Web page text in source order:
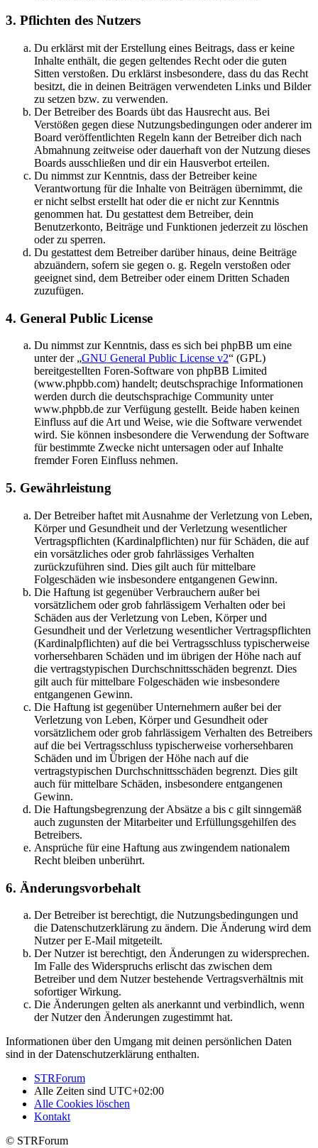
3. Pflichten des Nutzers
Du erklärst mit der Erstellung eines Beitrags, dass er keine
Inhalte enthält, die gegen geltendes Recht oder die guten
Sitten verstoßen. Du erklärst insbesondere, dass du das Recht
besitzt, die in deinen Beiträgen verwendeten Links und Bilder
zu setzen bzw. zu verwenden.
Der Betreiber des Boards übt das Hausrecht aus. Bei
Verstößen gegen diese Nutzungsbedingungen oder anderer im
Board veröffentlichten Regeln kann der Betreiber dich nach
Abmahnung zeitweise oder dauerhaft von der Nutzung dieses
Boards ausschließen und dir ein Hausverbot erteilen.
Du nimmst zur Kenntnis, dass der Betreiber keine
Verantwortung für die Inhalte von Beiträgen übernimmt, die
er nicht selbst erstellt hat oder die er nicht zur Kenntnis
genommen hat. Du gestattest dem Betreiber, dein
Benutzerkonto, Beiträge und Funktionen jederzeit zu löschen
oder zu sperren.
Du gestattest dem Betreiber darüber hinaus, deine Beiträge
abzuändern, sofern sie gegen o. g. Regeln verstoßen oder
geeignet sind, dem Betreiber oder einem Dritten Schaden
zuzufügen.
4. General Public License
Du nimmst zur Kenntnis, dass es sich bei phpBB um eine
unter der „GNU General Public License v2“ (GPL)
bereitgestellten Foren-Software von phpBB Limited
(www.phpbb.com) handelt; deutschsprachige Informationen
werden durch die deutschsprachige Community unter
www.phpbb.de zur Verfügung gestellt. Beide haben keinen
Einfluss auf die Art und Weise, wie die Software verwendet
wird. Sie können insbesondere die Verwendung der Software
für bestimmte Zwecke nicht untersagen oder auf Inhalte
fremder Foren Einfluss nehmen.
5. Gewährleistung
Der Betreiber haftet mit Ausnahme der Verletzung von Leben,
Körper und Gesundheit und der Verletzung wesentlicher
Vertragspflichten (Kardinalpflichten) nur für Schäden, die auf
ein vorsätzliches oder grob fahrlässiges Verhalten
zurückzuführen sind. Dies gilt auch für mittelbare
Folgeschäden wie insbesondere entgangenen Gewinn.
Die Haftung ist gegenüber Verbrauchern außer bei
vorsätzlichem oder grob fahrlässigem Verhalten oder bei
Schäden aus der Verletzung von Leben, Körper und
Gesundheit und der Verletzung wesentlicher Vertragspflichten
(Kardinalpflichten) auf die bei Vertragsschluss typischerweise
vorhersehbaren Schäden und im übrigen der Höhe nach auf
die vertragstypischen Durchschnittsschäden begrenzt. Dies
gilt auch für mittelbare Folgeschäden wie insbesondere
entgangenen Gewinn.
Die Haftung ist gegenüber Unternehmern außer bei der
Verletzung von Leben, Körper und Gesundheit oder
vorsätzlichem oder grob fahrlässigem Verhalten des Betreibers
auf die bei Vertragsschluss typischerweise vorhersehbaren
Schäden und im Übrigen der Höhe nach auf die
vertragstypischen Durchschnittsschäden begrenzt. Dies gilt
auch für mittelbare Schäden, insbesondere entgangenen
Gewinn.
Die Haftungsbegrenzung der Absätze a bis c gilt sinngemäß
auch zugunsten der Mitarbeiter und Erfüllungsgehilfen des
Betreibers.
Ansprüche für eine Haftung aus zwingendem nationalem
Recht bleiben unberührt.
6. Änderungsvorbehalt
Der Betreiber ist berechtigt, die Nutzungsbedingungen und
die Datenschutzerklärung zu ändern. Die Änderung wird dem
Nutzer per E-Mail mitgeteilt.
Der Nutzer ist berechtigt, den Änderungen zu widersprechen.
Im Falle des Widerspruchs erlischt das zwischen dem
Betreiber und dem Nutzer bestehende Vertragsverhältnis mit
sofortiger Wirkung.
Die Änderungen gelten als anerkannt und verbindlich, wenn
der Nutzer den Änderungen zugestimmt hat.
Informationen über den Umgang mit deinen persönlichen Daten
sind in der Datenschutzerklärung enthalten.
STRForum
Alle Zeiten sind UTC+02:00
Alle Cookies löschen
Kontakt
© STRForum